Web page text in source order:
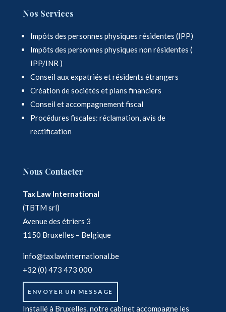
Nos Services
Impôts des personnes physiques résidentes (IPP)
Impôts des personnes physiques non résidentes (
IPP/INR )
Conseil aux expatriés et résidents étrangers
Création de sociétés et plans financiers
Conseil et accompagnement fiscal
Procédures fiscales: réclamation, avis de
rectification
Nous Contacter
Tax Law International
(TBTM srl)
Avenue des étriers 3
1150 Bruxelles – Belgique
info@taxlawinternational.be
+32 (0) 473 473 000
ENVOYER UN MESSAGE
Installé à Bruxelles, notre cabinet accompagne les